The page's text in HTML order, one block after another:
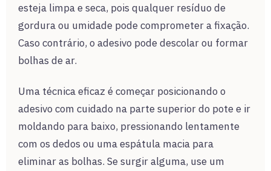
esteja limpa e seca, pois qualquer resíduo de
gordura ou umidade pode comprometer a fixação.
Caso contrário, o adesivo pode descolar ou formar
bolhas de ar.
Uma técnica eficaz é começar posicionando o
adesivo com cuidado na parte superior do pote e ir
moldando para baixo, pressionando lentamente
com os dedos ou uma espátula macia para
eliminar as bolhas. Se surgir alguma, use um